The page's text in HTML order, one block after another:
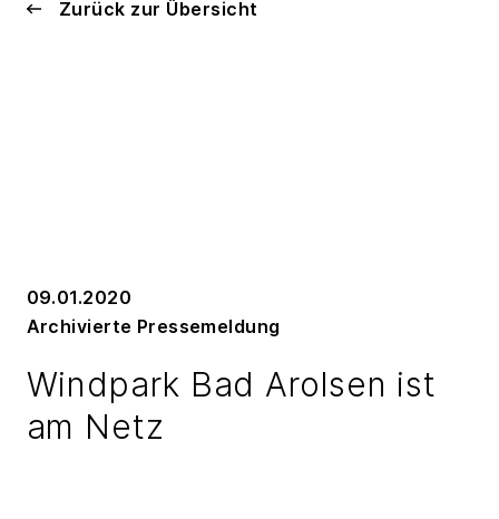
Zurück zur Übersicht
09.01.2020
Archivierte Pressemeldung
Windpark Bad Arolsen ist
am Netz